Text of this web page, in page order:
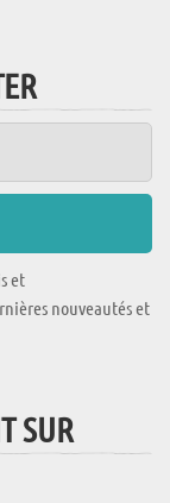
et
nouveautés et
SUR